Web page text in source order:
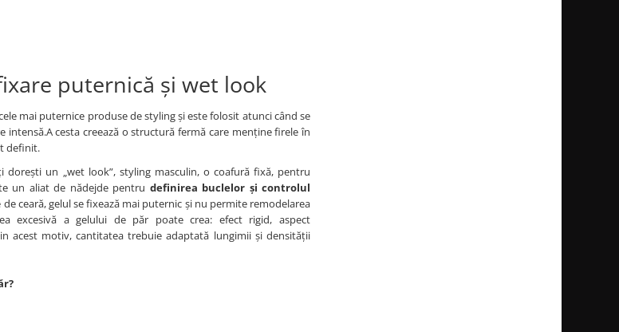
puternică și wet look
mai puternice produse de styling și este folosit atunci când se
cesta creează o structură fermă care menține firele în
definit.
dorești un „wet look”, styling masculin, o coafură fixă, pentru
un aliat de nădejde pentru definirea buclelor și controlul
de ceară, gelul se fixează mai puternic și nu permite remodelarea
excesivă a gelului de păr poate crea: efect rigid, aspect
acest motiv, cantitatea trebuie adaptată lungimii și densității